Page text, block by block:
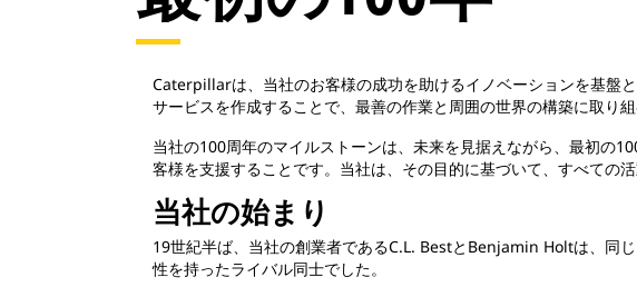
Caterpillarは、当社のお客様の成功を助けるイノベーションを基盤
サービスを作成することで、最善の作業と周囲の世界の構築に取り
当社の100周年のマイルストーンは、未来を見据えながら、最初の
客様を支援することです。当社は、その目的に基づいて、すべての活
当社の始まり
19世紀半ば、当社の創業者であるC.L. BestとBenjamin Holtは、同
性を持ったライバル同士でした。